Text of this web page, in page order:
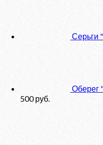
Серьги
Оберег
500руб.